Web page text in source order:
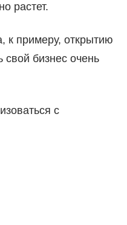
растет.
к примеру, открытию
бизнес очень
с